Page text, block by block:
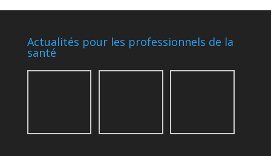
Actualités pour les professionnels de la
santé